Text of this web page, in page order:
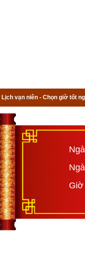
Lịch vạn niên - Chọn giờ tốt